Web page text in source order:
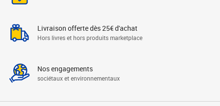
Livraison offerte dès 25€ d'achat
Hors livres et hors produits marketplace
Nos engagements
sociétaux et environnementaux